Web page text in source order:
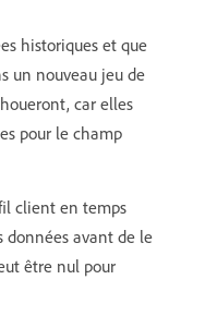
historiques et que
un nouveau jeu de
car elles
pour le champ
client en temps
données avant de le
être nul pour